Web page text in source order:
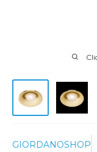
GIORDANOSHOP